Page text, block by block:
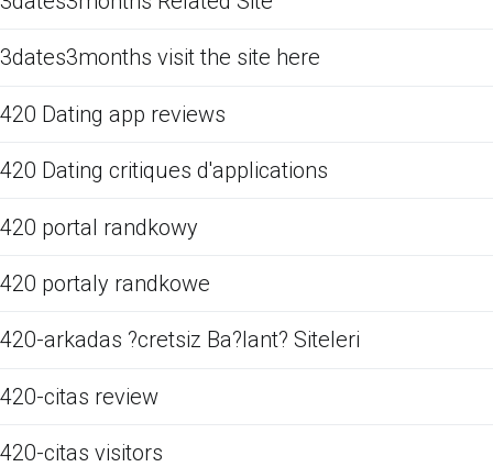
3dates3months visit the site here
420 Dating app reviews
420 Dating critiques d'applications
420 portal randkowy
420 portaly randkowe
420-arkadas ?cretsiz Ba?lant? Siteleri
420-citas review
420-citas visitors